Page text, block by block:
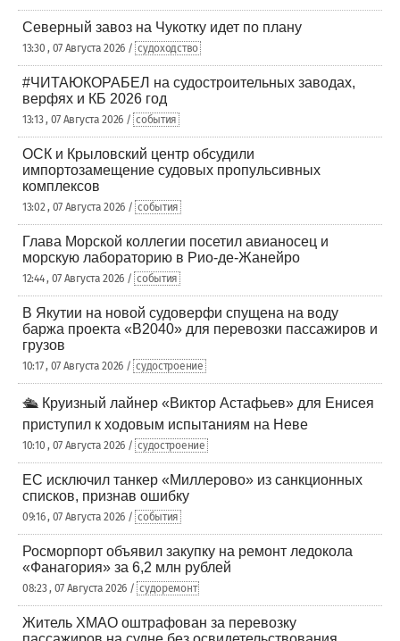
Северный завоз на Чукотку идет по плану
13:30 , 07 Августа 2026 / судоходство
#ЧИТАЮКОРАБЕЛ на судостроительных заводах,
верфях и КБ 2026 год
13:13 , 07 Августа 2026 / события
ОСК и Крыловский центр обсудили
импортозамещение судовых пропульсивных
комплексов
13:02 , 07 Августа 2026 / события
Глава Морской коллегии посетил авианосец и
морскую лабораторию в Рио-де-Жанейро
12:44 , 07 Августа 2026 / события
В Якутии на новой судоверфи спущена на воду
баржа проекта «В2040» для перевозки пассажиров и
грузов
10:17 , 07 Августа 2026 / судостроение
🛳️ Круизный лайнер «Виктор Астафьев» для Енисея
приступил к ходовым испытаниям на Неве
10:10 , 07 Августа 2026 / судостроение
ЕС исключил танкер «Миллерово» из санкционных
списков, признав ошибку
09:16 , 07 Августа 2026 / события
Росморпорт объявил закупку на ремонт ледокола
«Фанагория» за 6,2 млн рублей
08:23 , 07 Августа 2026 / судоремонт
Житель ХМАО оштрафован за перевозку